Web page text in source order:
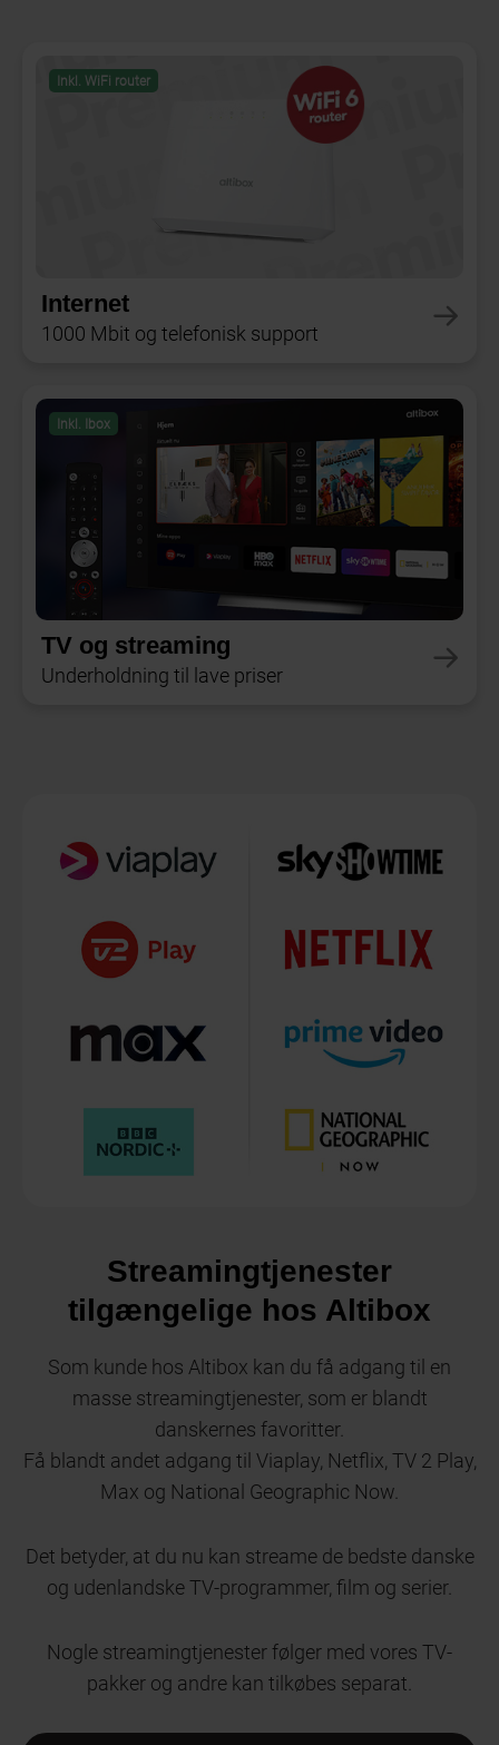
Inkl. WiFi router
Internet
1000 Mbit og telefonisk support
Inkl. Ibox
TV og streaming
Underholdning til lave priser
Streamingtjenester
tilgængelige hos Altibox
Som kunde hos Altibox kan du få adgang til en
masse streamingtjenester, som er blandt
danskernes favoritter.
Få blandt andet adgang til Viaplay, Netflix, TV 2 Play,
Max og National Geographic Now.
Det betyder, at du nu kan streame de bedste danske
og udenlandske TV-programmer, film og serier.
Nogle streamingtjenester følger med vores TV-
pakker og andre kan tilkøbes separat.